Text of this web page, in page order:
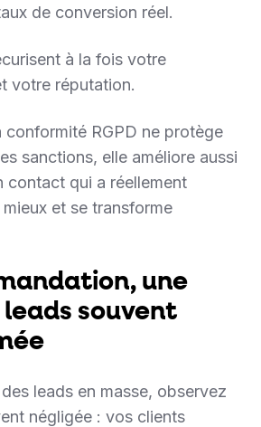
de conversion réel.
à la fois votre
votre réputation.
conformité RGPD ne protège
sanctions, elle améliore aussi
contact qui a réellement
et se transforme
une
souvent
leads en masse, observez
négligée : vos clients